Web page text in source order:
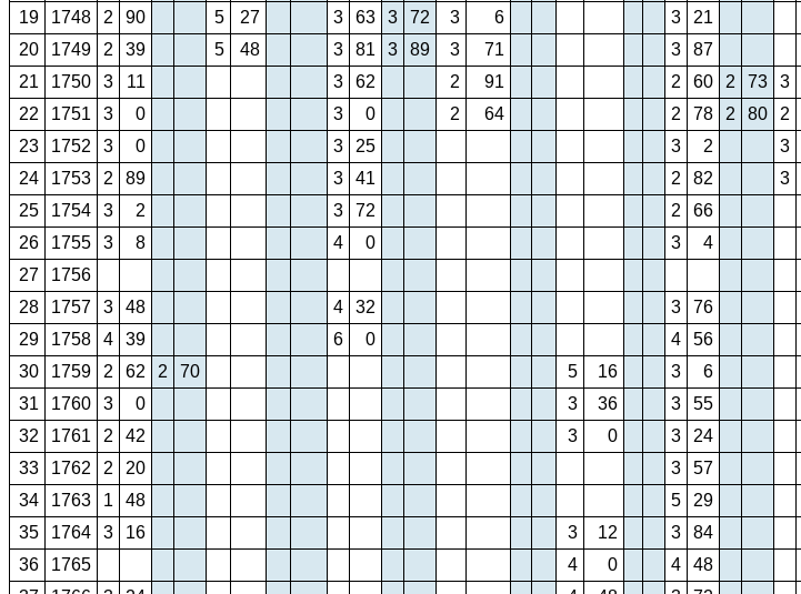
19
1748 2 90 5 27 3 63 3 72 3 6 3 21
20
1749 2 39 5 48 3 81 3 89 3 71 3 87
21
1750 3 11 3 62 2 91 2 60 2 73 3
22
1751 3 0 3 0 2 64 2 78 2 80 2
23
1752 3 0 3 25 3 2 3
24
1753 2 89 3 41 2 82 3
25
1754 3 2 3 72 2 66
26
1755 3 8 4 0 3 4
27
1756
28
1757 3 48 4 32 3 76
29
1758 4 39 6 0 4 56
30
1759 2 62 2 70 5 16 3 6
31
1760 3 0 3 36 3 55
32
1761 2 42 3 0 3 24
33
1762 2 20 3 57
34
1763 1 48 5 29
35
1764 3 16 3 12 3 84
36
1765 4 0 4 48